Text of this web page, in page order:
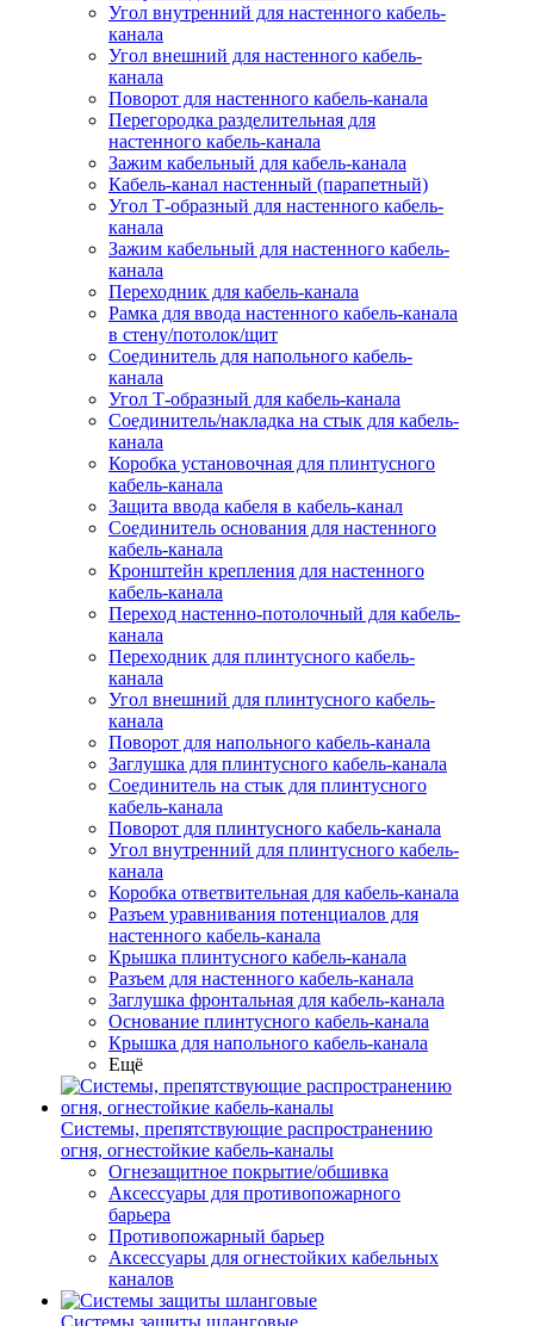
Угол внутренний для настенного кабель-
канала
Угол внешний для настенного кабель-
канала
Поворот для настенного кабель-канала
Перегородка разделительная для
настенного кабель-канала
Зажим кабельный для кабель-канала
Кабель-канал настенный (парапетный)
Угол Т-образный для настенного кабель-
канала
Зажим кабельный для настенного кабель-
канала
Переходник для кабель-канала
Рамка для ввода настенного кабель-канала
в стену/потолок/щит
Соединитель для напольного кабель-
канала
Угол Т-образный для кабель-канала
Соединитель/накладка на стык для кабель-
канала
Коробка установочная для плинтусного
кабель-канала
Защита ввода кабеля в кабель-канал
Соединитель основания для настенного
кабель-канала
Кронштейн крепления для настенного
кабель-канала
Переход настенно-потолочный для кабель-
канала
Переходник для плинтусного кабель-
канала
Угол внешний для плинтусного кабель-
канала
Поворот для напольного кабель-канала
Заглушка для плинтусного кабель-канала
Соединитель на стык для плинтусного
кабель-канала
Поворот для плинтусного кабель-канала
Угол внутренний для плинтусного кабель-
канала
Коробка ответвительная для кабель-канала
Разъем уравнивания потенциалов для
настенного кабель-канала
Крышка плинтусного кабель-канала
Разъем для настенного кабель-канала
Заглушка фронтальная для кабель-канала
Основание плинтусного кабель-канала
Крышка для напольного кабель-канала
Ещё
Системы, препятствующие распространению
огня, огнестойкие кабель-каналы
Огнезащитное покрытие/обшивка
Аксессуары для противопожарного
барьера
Противопожарный барьер
Аксессуары для огнестойких кабельных
каналов
Системы защиты шланговые